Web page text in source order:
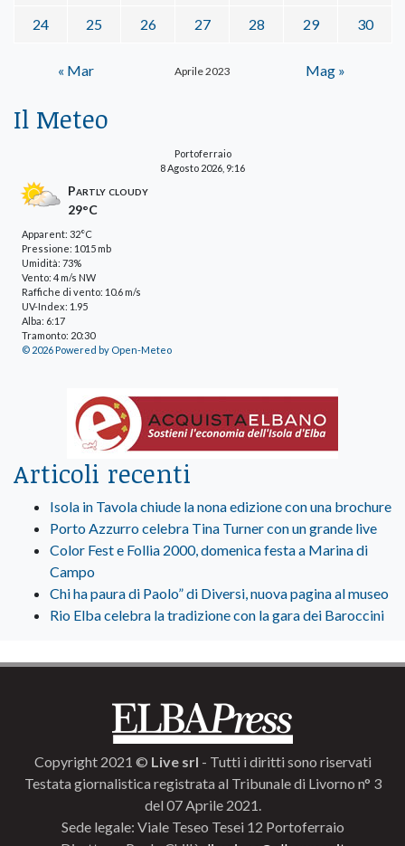
Aprile 2023
24 25 26 27 28 29 30
« Mar Mag »
Il Meteo
Portoferraio
8 Agosto 2026, 9:16
Partly cloudy
29°C
Apparent: 32°C
Pressione: 1015 mb
Umidità: 73%
Vento: 4 m/s NW
Raffiche di vento: 10.6 m/s
UV-Index: 1.95
Alba: 6:17
Tramonto: 20:30
© 2026 Powered by Open-Meteo
Articoli recenti
Isola in Tavola chiude la nona edizione con una brochure
Porto Azzurro celebra Tina Turner con un grande live
Color Fest e Follia 2000, domenica festa a Marina di
Campo
Chi ha paura di Paolo” di Diversi, nuova pagina al museo
Rio Elba celebra la tradizione con la gara dei Baroccini
Copyright 2021 © Live srl - Tutti i diritti sono riservati
Testata giornalistica registrata al Tribunale di Livorno n° 3
del 07 Aprile 2021.
Sede legale: Viale Teseo Tesei 12 Portoferraio